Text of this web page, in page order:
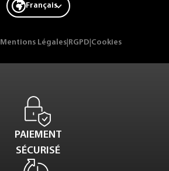
Français
Mentions Légales RGPD Cookies
PAIEMENT
SÉCURISÉ